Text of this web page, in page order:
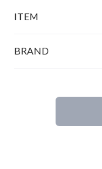
ITEM
BRAND